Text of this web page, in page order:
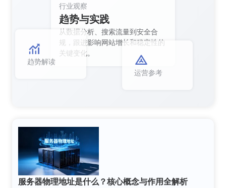
行业观察
趋势与实践
从数据分析、搜索流量到安全合
规，跟进影响网站增长和稳定性的
关键变化。
趋势解读
运营参考
服务器物理地址是什么？核心概念与作用全解析